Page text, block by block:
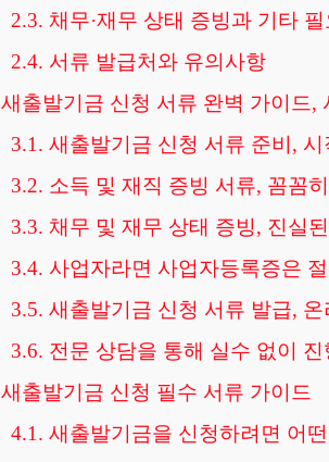
2.3. 채무·재무 상태 증빙과 기타
2.4. 서류 발급처와 유의사항
새출발기금 신청 서류 완벽 가이드,
3.1. 새출발기금 신청 서류 준비,
3.2. 소득 및 재직 증빙 서류, 꼼꼼
3.3. 채무 및 재무 상태 증빙, 진실
3.4. 사업자라면 사업자등록증은
3.5. 새출발기금 신청 서류 발급,
3.6. 전문 상담을 통해 실수 없이 진
새출발기금 신청 필수 서류 가이드
4.1. 새출발기금을 신청하려면 어